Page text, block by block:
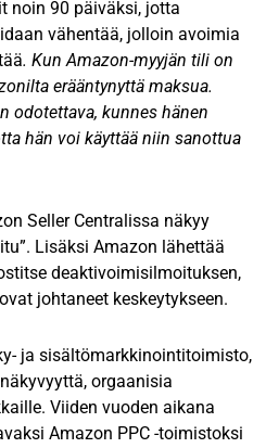
noin 90 päiväksi, jotta
vähentää, jolloin avoimia
. Kun Amazon-myyjän tili on
erääntynyttä maksua.
odotettava, kunnes hänen
hän voi käyttää niin sanottua
Seller Centralissa näkyy
Lisäksi Amazon lähettää
deaktivoimisilmoituksen,
johtaneet keskeytykseen.
ja sisältömarkkinointitoimisto,
orgaanisia
Viiden vuoden aikana
Amazon PPC -toimistoksi